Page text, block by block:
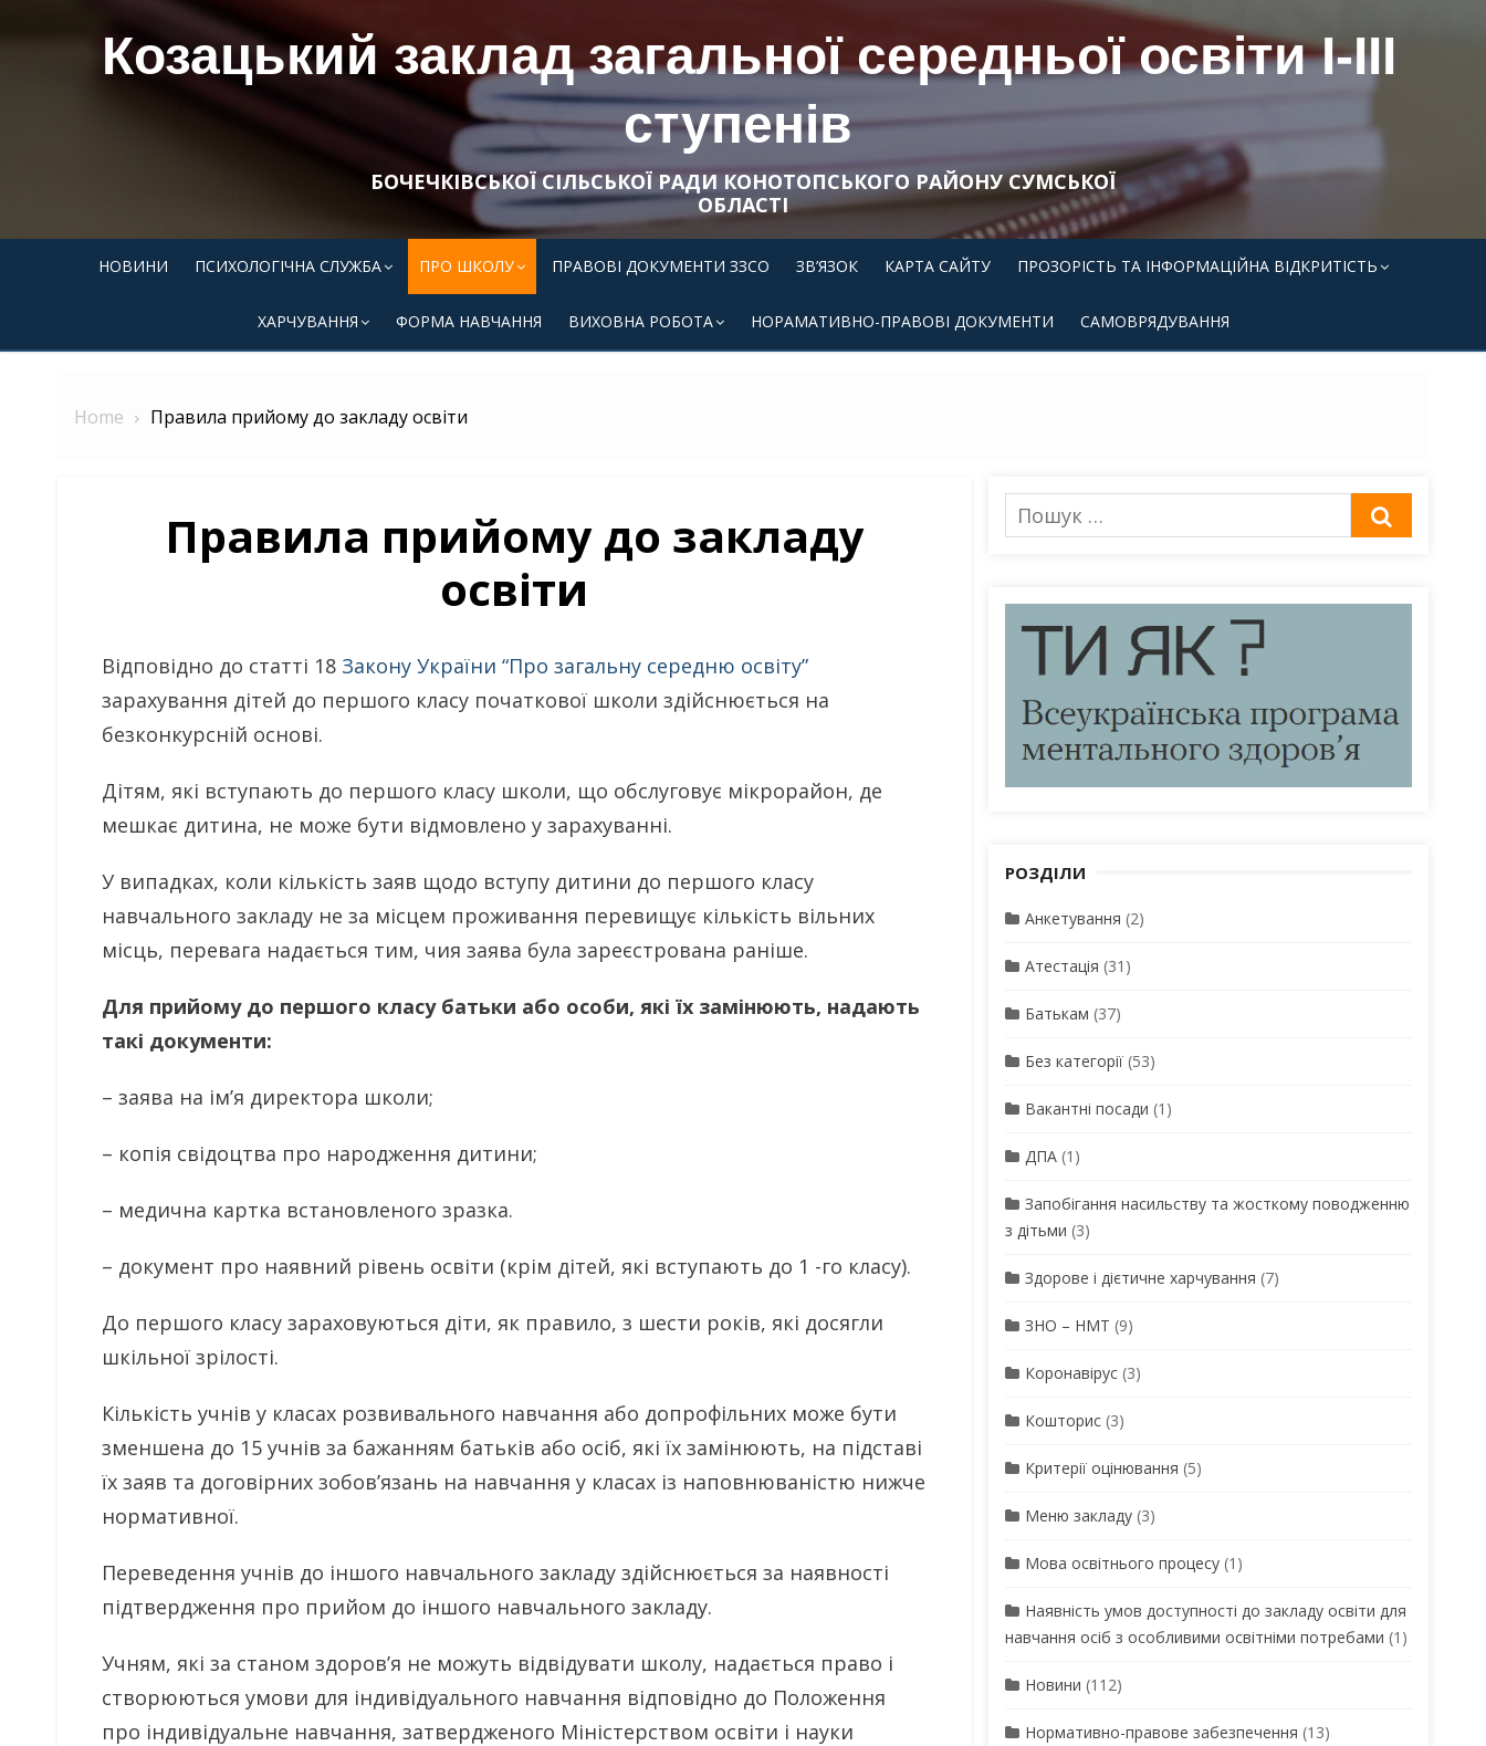
Козацький заклад загальної середньої освіти І-ІІІ
ступенів
БОЧЕЧКІВСЬКОЇ СІЛЬСЬКОЇ РАДИ КОНОТОПСЬКОГО РАЙОНУ СУМСЬКОЇ
ОБЛАСТІ
НОВИНИ ПСИХОЛОГІЧНА СЛУЖБА ПРО ШКОЛУ ПРАВОВІ ДОКУМЕНТИ ЗЗСО ЗВ’ЯЗОК КАРТА САЙТУ ПРОЗОРІСТЬ ТА ІНФОРМАЦІЙНА ВІДКРИТІСТЬ
ХАРЧУВАННЯ ФОРМА НАВЧАННЯ ВИХОВНА РОБОТА НОРАМАТИВНО-ПРАВОВІ ДОКУМЕНТИ САМОВРЯДУВАННЯ
Home Правила прийому до закладу освіти
Правила прийому до закладу
освіти
Відповідно до статті 18 Закону України “Про загальну середню освіту”
зарахування дітей до першого класу початкової школи здійснюється на
безконкурсній основі.
Дітям, які вступають до першого класу школи, що обслуговує мікрорайон, де
мешкає дитина, не може бути відмовлено у зарахуванні.
У випадках, коли кількість заяв щодо вступу дитини до першого класу
навчального закладу не за місцем проживання перевищує кількість вільних
місць, перевага надається тим, чия заява була зареєстрована раніше.
Для прийому до першого класу батьки або особи, які їх замінюють, надають
такі документи:
– заява на ім’я директора школи;
– копія свідоцтва про народження дитини;
– медична картка встановленого зразка.
– документ про наявний рівень освіти (крім дітей, які вступають до 1 -го класу).
До першого класу зараховуються діти, як правило, з шести років, які досягли
шкільної зрілості.
Кількість учнів у класах розвивального навчання або допрофільних може бути
зменшена до 15 учнів за бажанням батьків або осіб, які їх замінюють, на підставі
їх заяв та договірних зобов’язань на навчання у класах із наповнюваністю нижче
нормативної.
Переведення учнів до іншого навчального закладу здійснюється за наявності
підтвердження про прийом до іншого навчального закладу.
Учням, які за станом здоров’я не можуть відвідувати школу, надається право і
створюються умови для індивідуального навчання відповідно до Положення
про індивідуальне навчання, затвердженого Міністерством освіти і науки
Пошук
для:
РОЗДІЛИ
Анкетування (2)
Атестація (31)
Батькам (37)
Без категорії(53)
Вакантні посади (1)
ДПА(1)
Запобігання насильству та жосткому поводженню
з дітьми (3)
Здорове і дієтичне харчування (7)
ЗНО – НМТ (9)
Коронавірус(3)
Кошторис(3)
Критерії оцінювання (5)
Меню закладу(3)
Мова освітнього процесу(1)
Наявність умов доступності до закладу освіти для
навчання осіб з особливими освітніми потребами (1)
Новини (112)
Нормативно-правове забезпечення (13)